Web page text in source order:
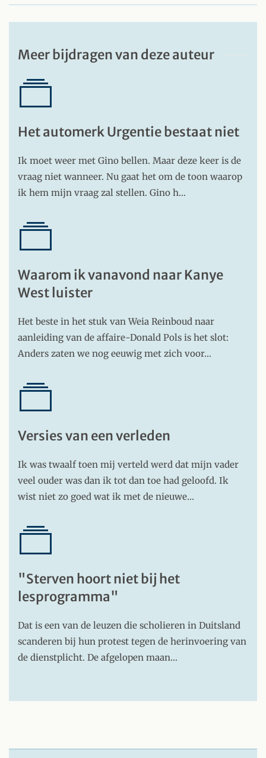
Meer bijdragen van deze auteur
Het automerk Urgentie bestaat niet
Ik moet weer met Gino bellen. Maar deze keer is de
vraag niet wanneer. Nu gaat het om de toon waarop
ik hem mijn vraag zal stellen. Gino h…
Waarom ik vanavond naar Kanye
West luister
Het beste in het stuk van Weia Reinboud naar
aanleiding van de affaire-Donald Pols is het slot:
Anders zaten we nog eeuwig met zich voor…
Versies van een verleden
Ik was twaalf toen mij verteld werd dat mijn vader
veel ouder was dan ik tot dan toe had geloofd. Ik
wist niet zo goed wat ik met de nieuwe…
"Sterven hoort niet bij het
lesprogramma"
Dat is een van de leuzen die scholieren in Duitsland
scanderen bij hun protest tegen de herinvoering van
de dienstplicht. De afgelopen maan…